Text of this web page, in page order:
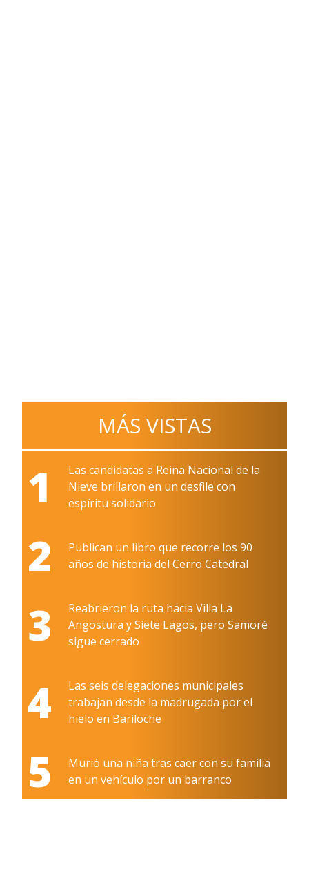
MÁS VISTAS
1
Las candidatas a Reina Nacional de la
Nieve brillaron en un desfile con
espíritu solidario
2
Publican un libro que recorre los 90
años de historia del Cerro Catedral
3
Reabrieron la ruta hacia Villa La
Angostura y Siete Lagos, pero Samoré
sigue cerrado
4
Las seis delegaciones municipales
trabajan desde la madrugada por el
hielo en Bariloche
5
Murió una niña tras caer con su familia
en un vehículo por un barranco